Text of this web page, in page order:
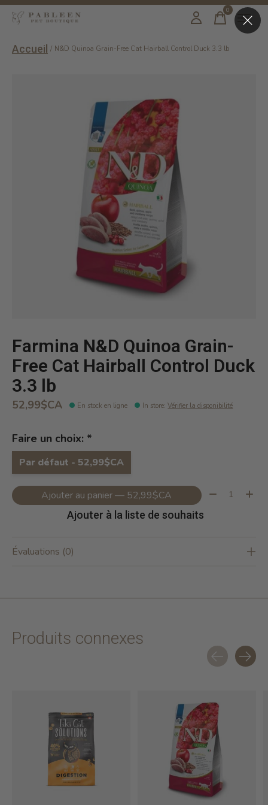
0items
Accueil / N&D Quinoa Grain-Free Cat Hairball Control Duck 3.3 lb
Farmina N&D Quinoa Grain-
Free Cat Hairball Control Duck
3.3 lb
52,99$CA En stock en ligne In store:Vérifier la disponibilité
Faire un choix: *
Par défaut - 52,99$CA
Ajouter au panier — 52,99$CA Quantité:
Ajouter à la liste de souhaits
Évaluations (0)
Produits connexes